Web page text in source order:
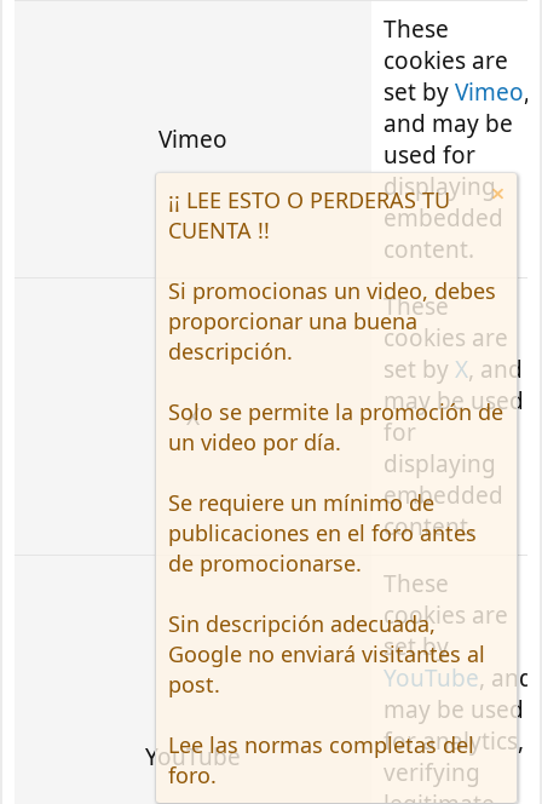
Vimeo
These
cookies are
set byVimeo,
and may be
used for
displaying
embedded
content.
X
These
cookies are
set byX, and
may be used
for
displaying
embedded
content.
YouTube
These
cookies are
set by
YouTube, and
may be used
for analytics,
verifying
¡¡ LEE ESTO O PERDERAS TU
CUENTA !!
Si promocionas un video, debes
proporcionar una buena
descripción.
Solo se permite la promoción de
un video por día.
Se requiere un mínimo de
publicaciones en el foro antes
de promocionarse.
Sin descripción adecuada,
Google no enviará visitantes al
post.
Lee las normas completas del
foro.